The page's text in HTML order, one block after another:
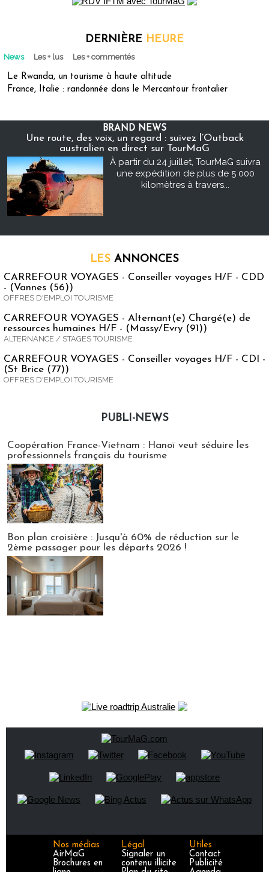
DERNIÈRE HEURE
News Les + lus Les + commentés
Le Rwanda, un tourisme à haute altitude
France, Italie : randonnée dans le Mercantour frontalier
BRAND NEWS
Une route, des voix, un regard : suivez l’Outback
australien en direct sur TourMaG
À partir du 24 juillet, TourMaG suivra
une expédition de plus de 5 000
kilomètres à travers...
LES ANNONCES
CARREFOUR VOYAGES - Conseiller voyages H/F - CDD
- (Vannes (56))
OFFRES D'EMPLOI TOURISME
CARREFOUR VOYAGES - Alternant(e) Chargé(e) de
ressources humaines H/F - (Massy/Evry (91))
ALTERNANCE / STAGES TOURISME
CARREFOUR VOYAGES - Conseiller voyages H/F - CDI -
(St Brice (77))
OFFRES D'EMPLOI TOURISME
PUBLI-NEWS
Coopération France-Vietnam : Hanoï veut séduire les
professionnels français du tourisme
Bon plan croisière : Jusqu'à 60% de réduction sur le
2ème passager pour les départs 2026 !
Nos médias
AirMaG
Brochures en
Légal
Signaler un
contenu illicite
Utiles
Contact
Publicité